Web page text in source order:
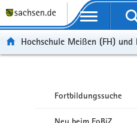
Portalübergreifende Navigation
Hochschule Meißen (FH)
Fortbildungssuche